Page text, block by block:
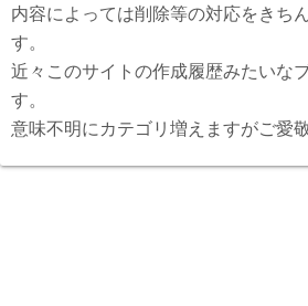
内容によっては削除等の対応をきち
す。
近々このサイトの作成履歴みたいな
す。
意味不明にカテゴリ増えますがご愛